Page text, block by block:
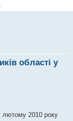
області у
лютому 2010 року